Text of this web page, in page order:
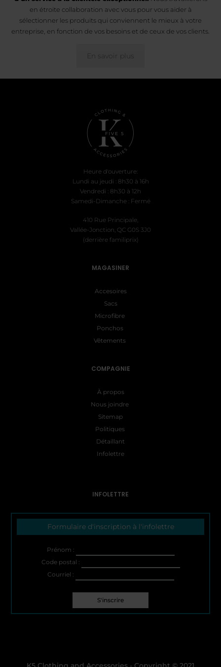
en étroite collaboration avec vous pour vous aider à
sélectionner les produits qui conviennent le mieux à votre
entreprise, en fonction de vos besoins et de ceux de vos clients.
En savoir plus
Heure d'ouverture:
Lundi au jeudi : 8h30 à 16h
Vendredi : 8h30 à 12h
Samedi-Dimanche : Fermé
410 Rue Principale,
Vallée-Jonction, QC G0S 3J0
(derrière familiprix)
MAGASINER
Accesoires
Sacs
Microfibre
Ponchos
Vêtements
COMPAGNIE
À propos
Nous joindre
Sitemap
Politiques
Détaillant
Infolettre
INFOLETTRE
Formulaire d'inscription à l'infolettre
Prénom :
Code postal :
Courriel :